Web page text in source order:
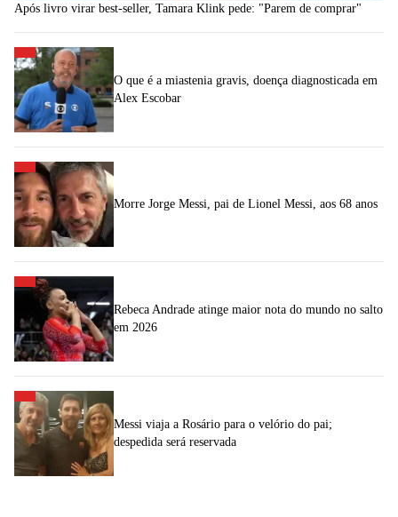
Após livro virar best-seller, Tamara Klink pede: "Parem de comprar"
O que é a miastenia gravis, doença diagnosticada em
Alex Escobar
Morre Jorge Messi, pai de Lionel Messi, aos 68 anos
Rebeca Andrade atinge maior nota do mundo no salto
em 2026
Messi viaja a Rosário para o velório do pai;
despedida será reservada